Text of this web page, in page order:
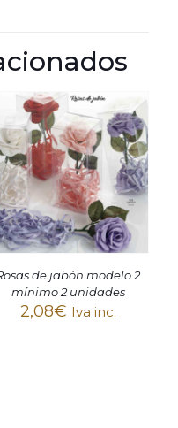
de jabón modelo 2
mínimo 2 unidades
2,08€ Iva inc.